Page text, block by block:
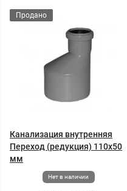
Продано
Канализация внутренняя
Переход (редукция) 110x50
мм
Нет в наличии